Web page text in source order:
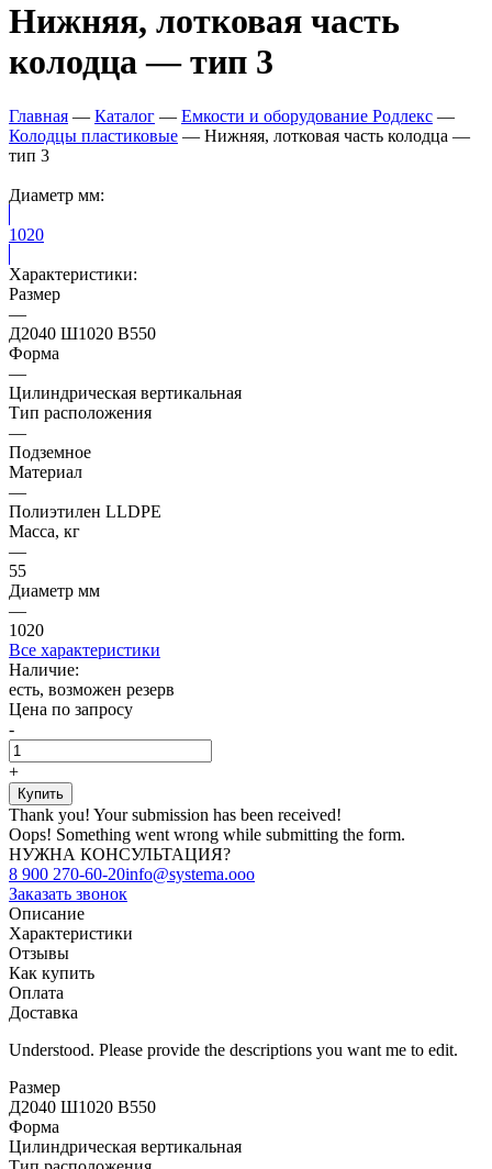
Нижняя, лотковая часть
колодца — тип 3
Главная — Каталог — Емкости и оборудование Родлекс —
Колодцы пластиковые — Нижняя, лотковая часть колодца —
тип 3
Диаметр мм:
1020
Характеристики:
Размер
—
Д2040 Ш1020 В550
Форма
—
Цилиндрическая вертикальная
Тип расположения
—
Подземное
Материал
—
Полиэтилен LLDPE
Масса, кг
—
55
Диаметр мм
—
1020
Все характеристики
Наличие:
есть, возможен резерв
Цена по запросу
-
+
Thank you! Your submission has been received!
Oops! Something went wrong while submitting the form.
НУЖНА КОНСУЛЬТАЦИЯ?
8 900 270-60-20info@systema.ooo
Заказать звонок
Описание
Характеристики
Отзывы
Как купить
Оплата
Доставка
Understood. Please provide the descriptions you want me to edit.
Размер
Д2040 Ш1020 В550
Форма
Цилиндрическая вертикальная